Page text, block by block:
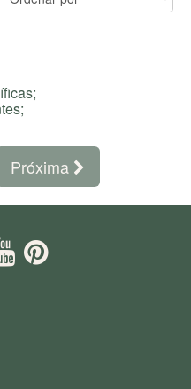
Próxima